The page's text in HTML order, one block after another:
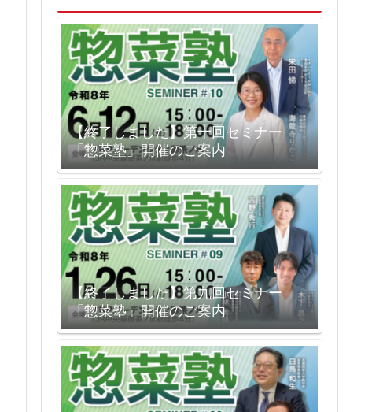
【終了しました】第十回セミナー
「惣菜塾」開催のご案内
【終了しました】第九回セミナー
「惣菜塾」開催のご案内